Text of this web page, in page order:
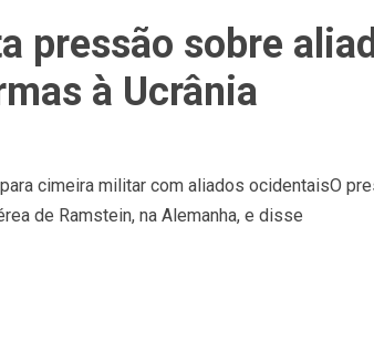
pressão sobre
à Ucrânia
cimeira militar com aliados ocidentaisO
de Ramstein, na Alemanha, e disse